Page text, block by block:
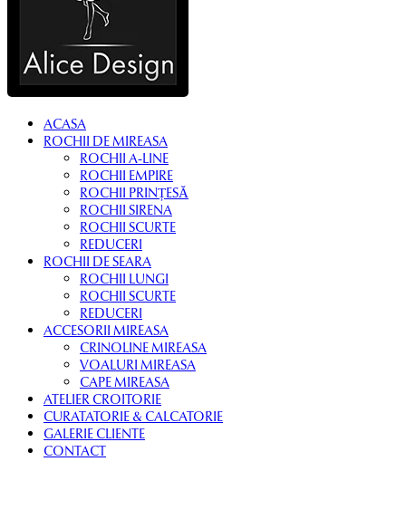
ACASA
ROCHII DE MIREASA
ROCHII A-LINE
ROCHII EMPIRE
ROCHII PRINȚESĂ
ROCHII SIRENA
ROCHII SCURTE
REDUCERI
ROCHII DE SEARA
ROCHII LUNGI
ROCHII SCURTE
REDUCERI
ACCESORII MIREASA
CRINOLINE MIREASA
VOALURI MIREASA
CAPE MIREASA
ATELIER CROITORIE
CURATATORIE & CALCATORIE
GALERIE CLIENTE
CONTACT